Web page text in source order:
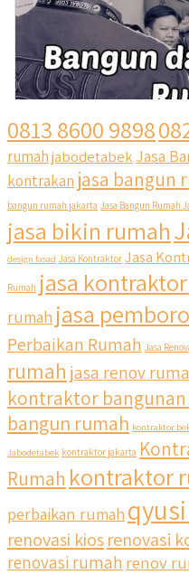
qyusipersada
@qyusipersada 3 years
Siapa yang udah masuk
rumah Di
Untuk informasi lebih
temen bisa
0813 8600 9898
rumahjabodetabek Jasa
kontrakan jasa bangun
bangun rumah jakarta Jasa Bangun Rumah
jasa bikin rumah
design fasad Jasa Kontraktor Jasa
Rumah jasa
rumah jasa
Perbaikan Rumah Jasa
rumah jasa renov
kontraktor
bangun rumah kontraktor
Jabodetabek kontraktor jakarta
Rumah kontraktor
perbaikan rumah
renovasi kiosrenovasi
renovasi rumah renov